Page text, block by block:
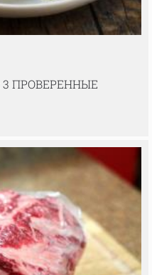
ПРОВЕРЕННЫЕ